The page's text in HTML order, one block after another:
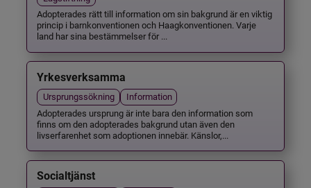
Adopterades rätt till information om sin bakgrund är en viktig
princip i barnkonventionen och Haagkonventionen. Varje
land har sina bestämmelser för ...
Yrkesverksamma
Ursprungssökning
Information
Adopterades ursprung är inte bara den information som
finns om den adopterades bakgrund utan även den
livserfarenhet som adoptionen innebär. Känslor,...
Socialtjänst